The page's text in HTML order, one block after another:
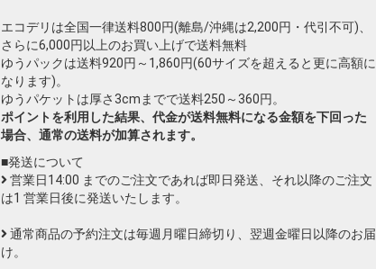
エコデリは全国一律送料800円(離島/沖縄は2,200円・代引不可)、
さらに6,000円以上のお買い上げで送料無料
ゆうパックは送料920円～1,860円(60サイズを超えると更に高額に
なります)。
ゆうパケットは厚さ3cmまでで送料250～360円。
ポイントを利用した結果、代金が送料無料になる金額を下回った
場合、通常の送料が加算されます。
■発送について
営業日14:00 までのご注文であれば即日発送、それ以降のご注文
は1 営業日後に発送いたします。
通常商品の予約注文は毎週月曜日締切り、翌週金曜日以降のお届
け。